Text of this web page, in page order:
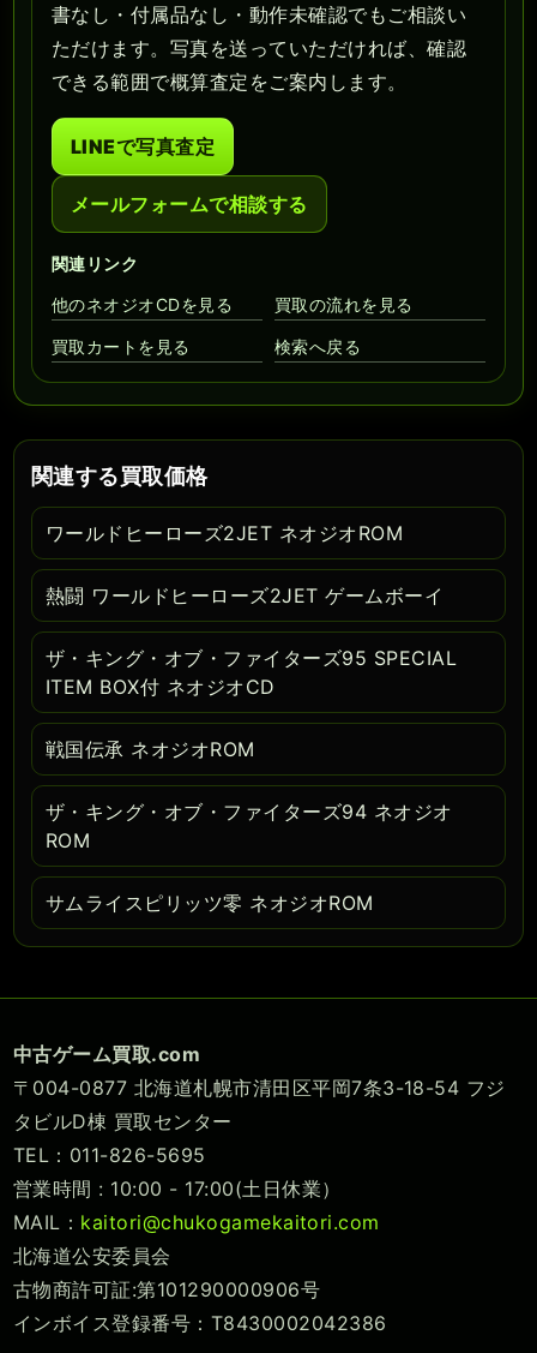
書なし・付属品なし・動作未確認でもご相談い
ただけます。写真を送っていただければ、確認
できる範囲で概算査定をご案内します。
LINEで写真査定
メールフォームで相談する
関連リンク
他のネオジオCDを見る
買取の流れを見る
買取カートを見る 検索へ戻る
関連する買取価格
ワールドヒーローズ2JET ネオジオROM
熱闘 ワールドヒーローズ2JET ゲームボーイ
ザ・キング・オブ・ファイターズ95 SPECIAL
ITEM BOX付 ネオジオCD
戦国伝承 ネオジオROM
ザ・キング・オブ・ファイターズ94 ネオジオ
ROM
サムライスピリッツ零 ネオジオROM
中古ゲーム買取.com
〒004-0877 北海道札幌市清田区平岡7条3-18-54 フジ
タビルD棟 買取センター
TEL：011-826-5695
営業時間 : 10:00 - 17:00(土日休業）
MAIL： kaitori@chukogamekaitori.com
北海道公安委員会
古物商許可証:第101290000906号
インボイス登録番号：T8430002042386